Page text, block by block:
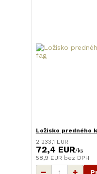
Ložisko predného
2 233,1 EUR
72,4 EUR/ks
58,9 EUR bez DPH